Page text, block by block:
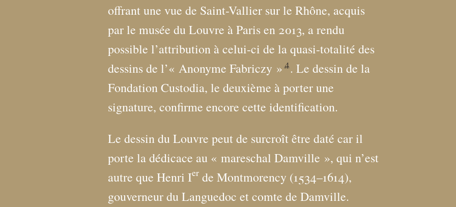
offrant une vue de Saint-Vallier sur le Rhône, acquis
par le musée du Louvre à Paris en 2013, a rendu
possible l’attribution à celui-ci de la quasi-totalité des
dessins de l’« Anonyme Fabriczy » 4. Le dessin de la
Fondation Custodia, le deuxième à porter une
signature, confirme encore cette identification.
Le dessin du Louvre peut de surcroît être daté car il
porte la dédicace au « mareschal Damville », qui n’est
autre que Henri Ier de Montmorency (1534–1614),
gouverneur du Languedoc et comte de Damville.